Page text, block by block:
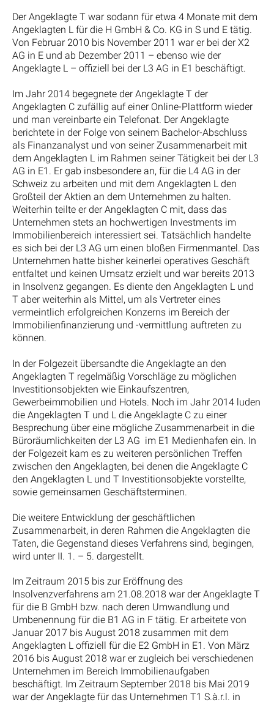
Der Angeklagte T war sodann für etwa 4 Monate mit dem
Angeklagten L für die H GmbH & Co. KG in S und E tätig.
Von Februar 2010 bis November 2011 war er bei der X2
AG in E und ab Dezember 2011 – ebenso wie der
Angeklagte L – offiziell bei der L3 AG in E1 beschäftigt.
Im Jahr 2014 begegnete der Angeklagte T der
Angeklagten C zufällig auf einer Online-Plattform wieder
und man vereinbarte ein Telefonat. Der Angeklagte
berichtete in der Folge von seinem Bachelor-Abschluss
als Finanzanalyst und von seiner Zusammenarbeit mit
dem Angeklagten L im Rahmen seiner Tätigkeit bei der L3
AG in E1. Er gab insbesondere an, für die L4 AG in der
Schweiz zu arbeiten und mit dem Angeklagten L den
Großteil der Aktien an dem Unternehmen zu halten.
Weiterhin teilte er der Angeklagten C mit, dass das
Unternehmen stets an hochwertigen Investments im
Immobilienbereich interessiert sei. Tatsächlich handelte
es sich bei der L3 AG um einen bloßen Firmenmantel. Das
Unternehmen hatte bisher keinerlei operatives Geschäft
entfaltet und keinen Umsatz erzielt und war bereits 2013
in Insolvenz gegangen. Es diente den Angeklagten L und
T aber weiterhin als Mittel, um als Vertreter eines
vermeintlich erfolgreichen Konzerns im Bereich der
Immobilienfinanzierung und -vermittlung auftreten zu
können.
In der Folgezeit übersandte die Angeklagte an den
Angeklagten T regelmäßig Vorschläge zu möglichen
Investitionsobjekten wie Einkaufszentren,
Gewerbeimmobilien und Hotels. Noch im Jahr 2014 luden
die Angeklagten T und L die Angeklagte C zu einer
Besprechung über eine mögliche Zusammenarbeit in die
Büroräumlichkeiten der L3 AG im E1 Medienhafen ein. In
der Folgezeit kam es zu weiteren persönlichen Treffen
zwischen den Angeklagten, bei denen die Angeklagte C
den Angeklagten L und T Investitionsobjekte vorstellte,
sowie gemeinsamen Geschäftsterminen.
Die weitere Entwicklung der geschäftlichen
Zusammenarbeit, in deren Rahmen die Angeklagten die
Taten, die Gegenstand dieses Verfahrens sind, begingen,
wird unter II. 1. – 5. dargestellt.
Im Zeitraum 2015 bis zur Eröffnung des
Insolvenzverfahrens am 21.08.2018 war der Angeklagte T
für die B GmbH bzw. nach deren Umwandlung und
Umbenennung für die B1 AG in F tätig. Er arbeitete von
Januar 2017 bis August 2018 zusammen mit dem
Angeklagten L offiziell für die E2 GmbH in E1. Von März
2016 bis August 2018 war er zugleich bei verschiedenen
Unternehmen im Bereich Immobilienaufgaben
beschäftigt. Im Zeitraum September 2018 bis Mai 2019
war der Angeklagte für das Unternehmen T1 S.à.r.l. in